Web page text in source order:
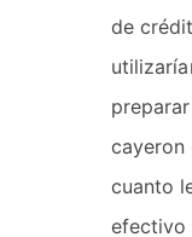
de
cayeron
cuanto
efectivo